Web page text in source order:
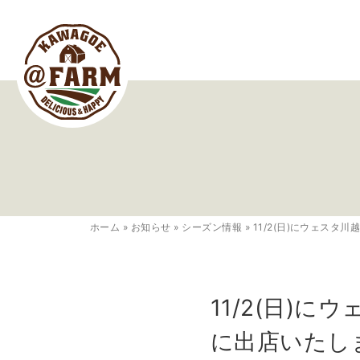
ホーム » お知らせ » シーズン情報 » 11/2(日)にウェスタ川
11/2(日)にウ
に出店いたし